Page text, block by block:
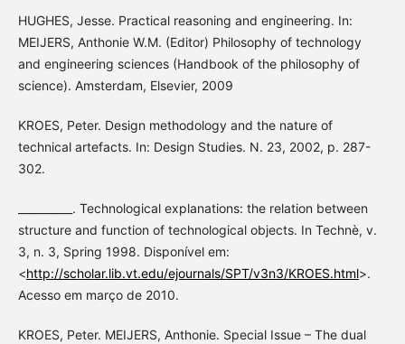
HUGHES, Jesse. Practical reasoning and engineering. In:
MEIJERS, Anthonie W.M. (Editor) Philosophy of technology
and engineering sciences (Handbook of the philosophy of
science). Amsterdam, Elsevier, 2009
KROES, Peter. Design methodology and the nature of
technical artefacts. In: Design Studies. N. 23, 2002, p. 287-
302.
__________. Technological explanations: the relation between
structure and function of technological objects. In Technè, v.
3, n. 3, Spring 1998. Disponível em:
<http://scholar.lib.vt.edu/ejournals/SPT/v3n3/KROES.html>.
Acesso em março de 2010.
KROES, Peter. MEIJERS, Anthonie. Special Issue – The dual